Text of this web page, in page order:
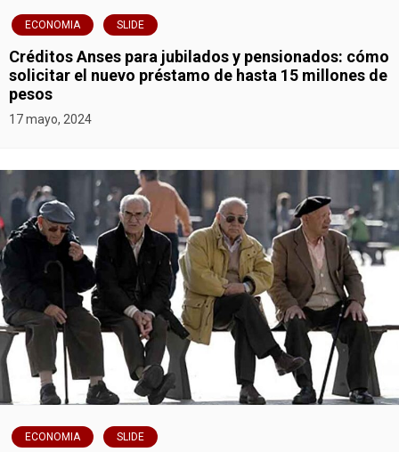
ECONOMIA SLIDE
Créditos Anses para jubilados y pensionados: cómo
solicitar el nuevo préstamo de hasta 15 millones de
pesos
17 mayo, 2024
ECONOMIA SLIDE